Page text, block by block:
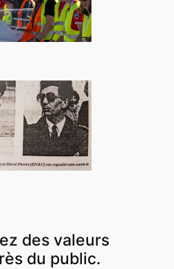
des valeurs
du public.